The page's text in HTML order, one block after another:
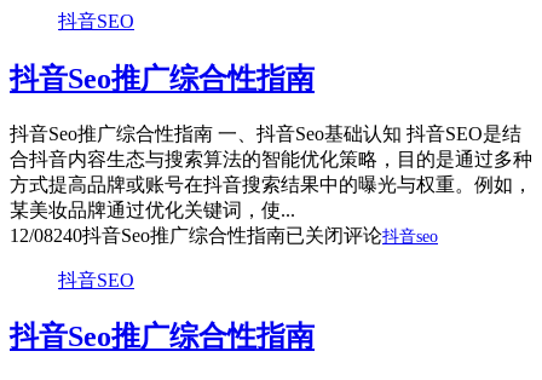
抖音SEO
抖音Seo推广综合性指南
抖音Seo推广综合性指南 一、抖音Seo基础认知 抖音SEO是结
合抖音内容生态与搜索算法的智能优化策略，目的是通过多种
方式提高品牌或账号在抖音搜索结果中的曝光与权重。例如，
某美妆品牌通过优化关键词，使...
12/08240抖音Seo推广综合性指南已关闭评论抖音seo
抖音SEO
抖音Seo推广综合性指南